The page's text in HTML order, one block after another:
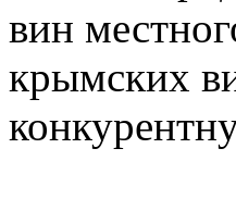
вин
крымских